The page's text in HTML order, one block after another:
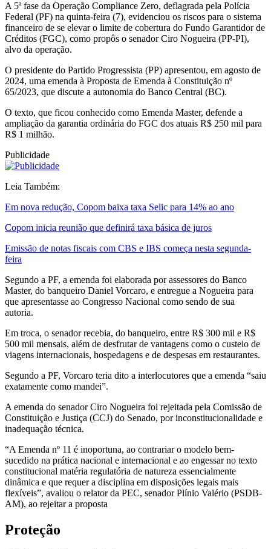
A 5ª fase da Operação Compliance Zero, deflagrada pela Polícia
Federal (PF) na quinta-feira (7), evidenciou os riscos para o sistema
financeiro de se elevar o limite de cobertura do Fundo Garantidor de
Créditos (FGC), como propôs o senador Ciro Nogueira (PP-PI),
alvo da operação.
O presidente do Partido Progressista (PP) apresentou, em agosto de
2024, uma emenda à Proposta de Emenda à Constituição nº
65/2023, que discute a autonomia do Banco Central (BC).
O texto, que ficou conhecido como Emenda Master, defende a
ampliação da garantia ordinária do FGC dos atuais R$ 250 mil para
R$ 1 milhão.
Publicidade
Leia Também:
Em nova redução, Copom baixa taxa Selic para 14% ao ano
Copom inicia reunião que definirá taxa básica de juros
Emissão de notas fiscais com CBS e IBS começa nesta segunda-
feira
Segundo a PF, a emenda foi elaborada por assessores do Banco
Master, do banqueiro Daniel Vorcaro, e entregue a Nogueira para
que apresentasse ao Congresso Nacional como sendo de sua
autoria.
Em troca, o senador recebia, do banqueiro, entre R$ 300 mil e R$
500 mil mensais, além de desfrutar de vantagens como o custeio de
viagens internacionais, hospedagens e de despesas em restaurantes.
Segundo a PF, Vorcaro teria dito a interlocutores que a emenda “saiu
exatamente como mandei”.
A emenda do senador Ciro Nogueira foi rejeitada pela Comissão de
Constituição e Justiça (CCJ) do Senado, por inconstitucionalidade e
inadequação técnica.
“A Emenda nº 11 é inoportuna, ao contrariar o modelo bem-
sucedido na prática nacional e internacional e ao engessar no texto
constitucional matéria regulatória de natureza essencialmente
dinâmica e que requer a disciplina em disposições legais mais
flexíveis”, avaliou o relator da PEC, senador Plínio Valério (PSDB-
AM), ao rejeitar a proposta
Proteção